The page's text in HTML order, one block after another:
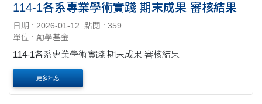
114-1各系專業學術實踐 期末成果 審核結果
日期 : 2026-01-12
點閱 : 359
單位 : 勵學基金
114-1各系專業學術實踐 期末成果 審核結果
更多訊息